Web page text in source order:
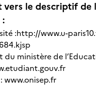
vers le descriptif de
:http://www.u-
du ministère de
www.onisep.fr